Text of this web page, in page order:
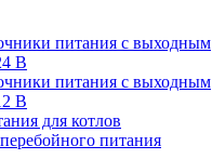
питания с выходным
В
питания с выходным
В
для котлов
питания